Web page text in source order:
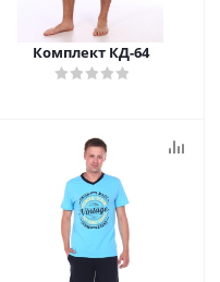
Комплект КД-64